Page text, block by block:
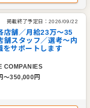
掲載終了予定日： 2026/09/22
店舗／月給23万～35
舗スタッフ／選考～内
をサポートします
COMPANIES
〜350,000円